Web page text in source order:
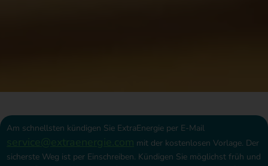
Am schnellsten kündigen Sie ExtraEnergie per E-Mail
mit der kostenlosen Vorlage. Der
sicherste Weg ist per Einschreiben. Kündigen Sie möglichst früh und